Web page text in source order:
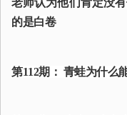
老师认为他们肯定没
的是白卷
第112期： 青蛙为什么